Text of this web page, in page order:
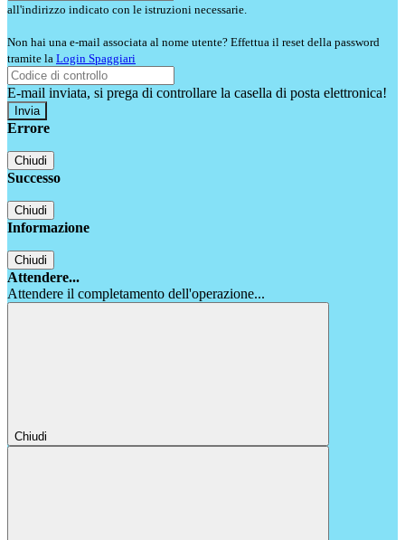
all'indirizzo indicato con le istruzioni necessarie.
Non hai una e-mail associata al nome utente? Effettua il reset della password
tramite la Login Spaggiari
E-mail inviata, si prega di controllare la casella di posta elettronica!
Errore
Chiudi
Successo
Chiudi
Informazione
Chiudi
Attendere...
Attendere il completamento dell'operazione...
Chiudi